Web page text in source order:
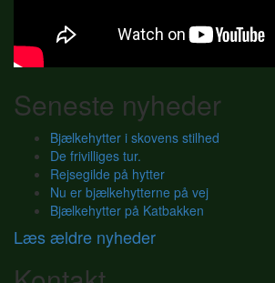
Seneste nyheder
Bjælkehytter i skovens stilhed
De frivilliges tur.
Rejsegilde på hytter
Nu er bjælkehytterne på vej
Bjælkehytter på Katbakken
Læs ældre nyheder